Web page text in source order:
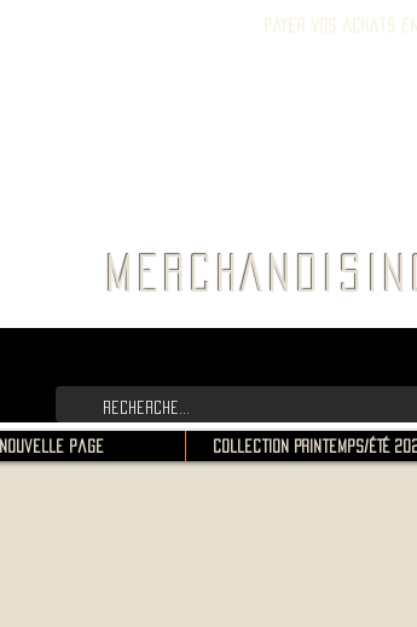
Payer vos achats
Nouvelle page Collection Printemps/Été